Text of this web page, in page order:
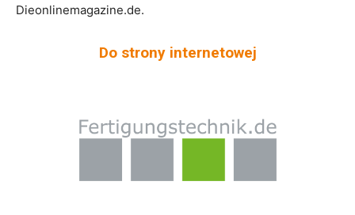
Dieonlinemagazine.de.
Do strony internetowej